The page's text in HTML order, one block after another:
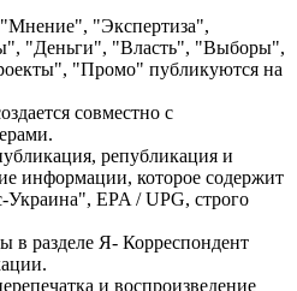
"Экспертиза",
"Деньги", "Власть", "Выборы",
"Промо" публикуются на
совместно с
републикация и
информации, которое содержит
EPA / UPG, строго
в разделе Я- Корреспондент
и воспроизведение